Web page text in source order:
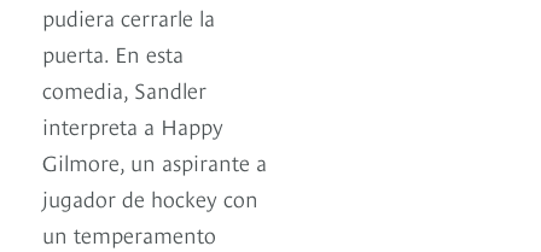
pudiera cerrarle la
puerta. En esta
comedia, Sandler
interpreta a Happy
Gilmore, un aspirante a
jugador de hockey con
un temperamento